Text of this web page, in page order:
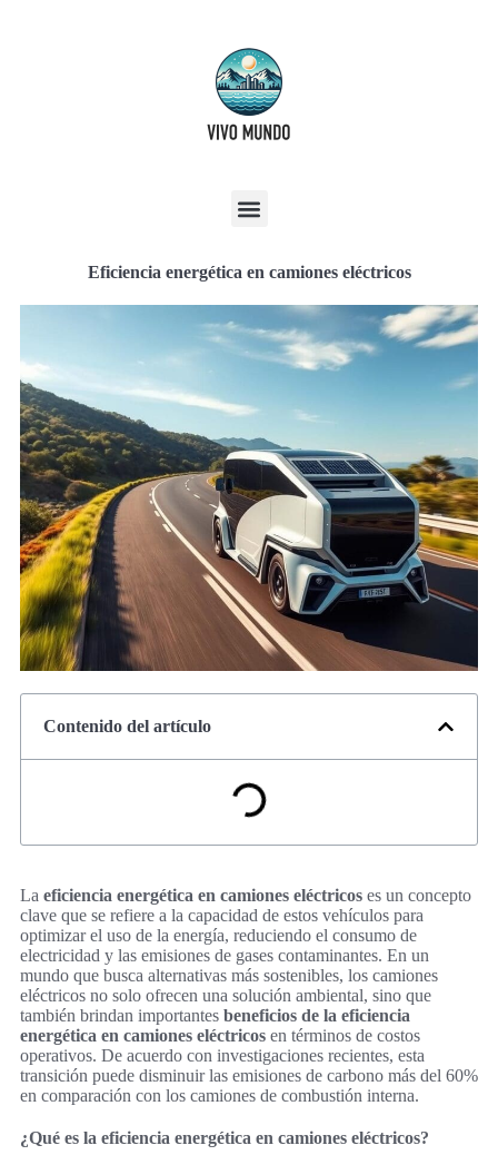
Eficiencia energética en camiones eléctricos
Contenido del artículo
La eficiencia energética en camiones eléctricos es un concepto
clave que se refiere a la capacidad de estos vehículos para
optimizar el uso de la energía, reduciendo el consumo de
electricidad y las emisiones de gases contaminantes. En un
mundo que busca alternativas más sostenibles, los camiones
eléctricos no solo ofrecen una solución ambiental, sino que
también brindan importantes beneficios de la eficiencia
energética en camiones eléctricos en términos de costos
operativos. De acuerdo con investigaciones recientes, esta
transición puede disminuir las emisiones de carbono más del 60%
en comparación con los camiones de combustión interna.
¿Qué es la eficiencia energética en camiones eléctricos?